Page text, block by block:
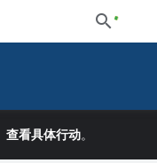
查看具体行动。